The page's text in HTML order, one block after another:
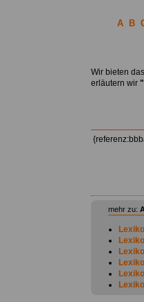
A B
Wir bieten
erläutern wir
mehr zu: